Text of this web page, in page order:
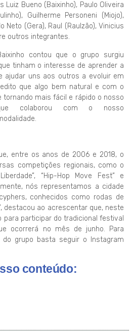
Bueno (Baixinho), Paulo Oliveira
Guilherme Personeni (Miojo),
Neto (Gera), Raul (Raulzão), Vinicius
outros integrantes.
contou que o grupo surgiu
tinham o interesse de aprender a
ajudar uns aos outros a evoluir em
que algo bem natural e com o
mais fácil e rápido o nosso
colaborou com o nosso
entre os anos de 2006 e 2018, o
competições regionais, como o
“Hip-Hop Move Fest” e
nós representamos a cidade
conhecidos como rodas de
destacou ao acrescentar que, neste
para participar do tradicional festival
ocorrerá no mês de junho. Para
do grupo basta seguir o Instagram
conteúdo: